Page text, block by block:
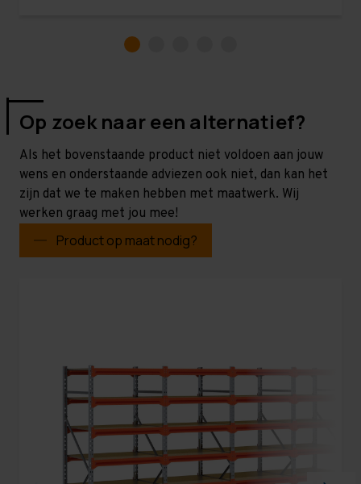
Op zoek naar een alternatief?
Als het bovenstaande product niet voldoen aan jouw
wens en onderstaande adviezen ook niet, dan kan het
zijn dat we te maken hebben met maatwerk. Wij
werken graag met jou mee!
Product op maat nodig?